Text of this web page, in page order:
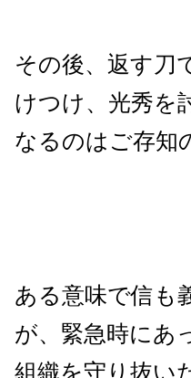
その後、返す刀
けつけ、光秀を
なるのはご存知
ある意味で信も
が、緊急時にあ
組織を守り抜い